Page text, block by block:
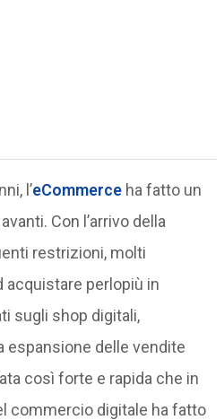
l’eCommerceha fatto un
Con l’arrivo della
restrizioni, molti
acquistare perlopiù in
sugli shop digitali,
espansione delle vendite
così forte e rapida che in
commercio digitale ha fatto